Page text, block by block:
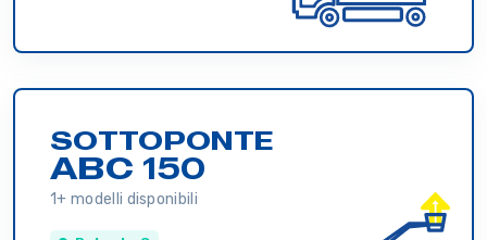
SOTTOPONTE
ABC 150
1+ modelli disponibili